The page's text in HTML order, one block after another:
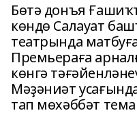
Бөтә донъя
көндө Салауат
театрында
Премьераға
көнгә
Мәҙәниәт
тап мөхәббәт